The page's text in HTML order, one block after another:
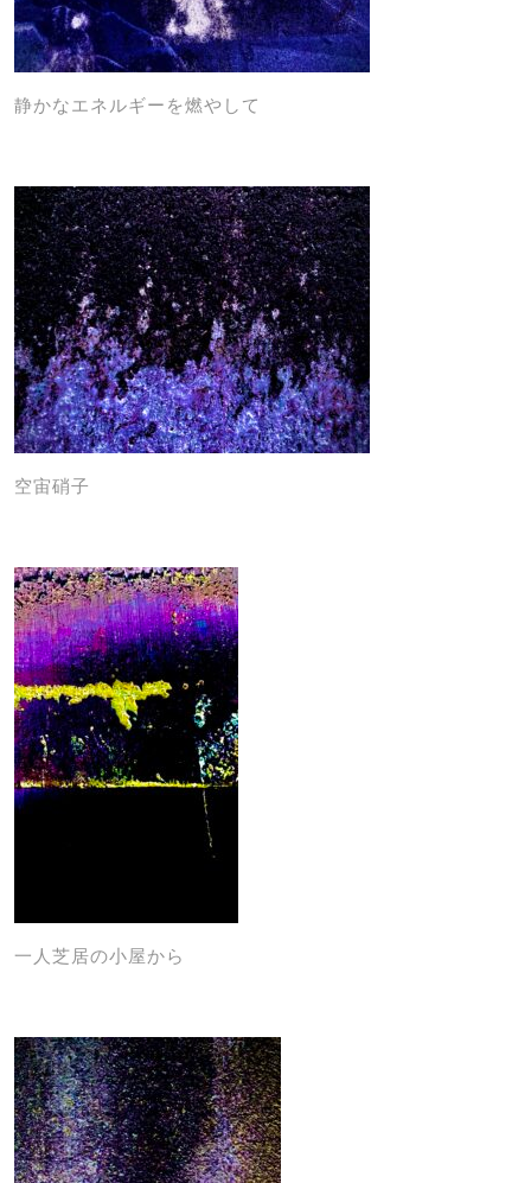
静かなエネルギーを燃やして
空宙硝子
一人芝居の小屋から